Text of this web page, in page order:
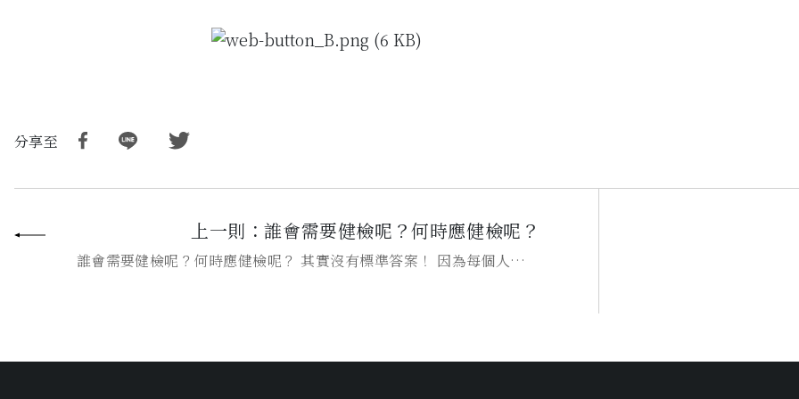
分享至
誰會需要健檢呢？何時應健檢呢？
誰會需要健檢呢？何時應健檢呢？ 其實沒有標準答案！ 因為每個人的健